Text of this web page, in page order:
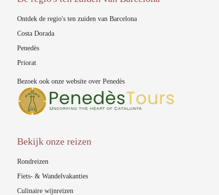
Ontdek de regio's ten zuiden van Barcelona
Costa Dorada
Penedès
Priorat
Bezoek ook onze website over Penedès
Bekijk onze reizen
Rondreizen
Fiets- & Wandelvakanties
Culinaire wijnreizen